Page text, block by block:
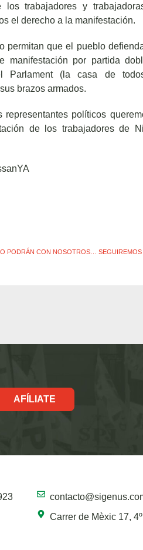
trabajadores y
el derecho a la manifestación.
permitan que el pueblo
manifestación por partida
Parlament (la casa de
brazos armados.
políticos
de los trabajadores de
AFÍLIATE
Carrer de Mèxic 17,